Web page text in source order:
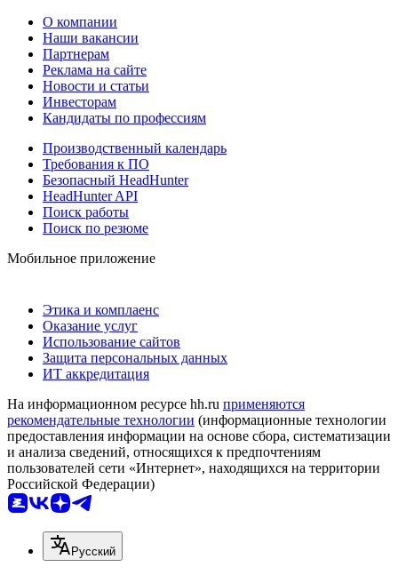
О компании
Наши вакансии
Партнерам
Реклама на сайте
Новости и статьи
Инвесторам
Кандидаты по профессиям
Производственный календарь
Требования к ПО
Безопасный HeadHunter
HeadHunter API
Поиск работы
Поиск по резюме
Мобильное приложение
Этика и комплаенс
Оказание услуг
Использование сайтов
Защита персональных данных
ИТ аккредитация
На информационном ресурсе hh.ru применяются
рекомендательные технологии (информационные технологии
предоставления информации на основе сбора, систематизации
и анализа сведений, относящихся к предпочтениям
пользователей сети «Интернет», находящихся на территории
Российской Федерации)
Русский